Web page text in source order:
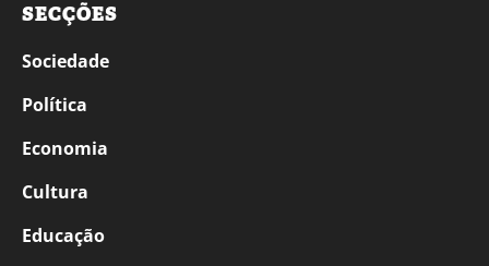
SECÇÕES
Sociedade
Política
Economia
Cultura
Educação